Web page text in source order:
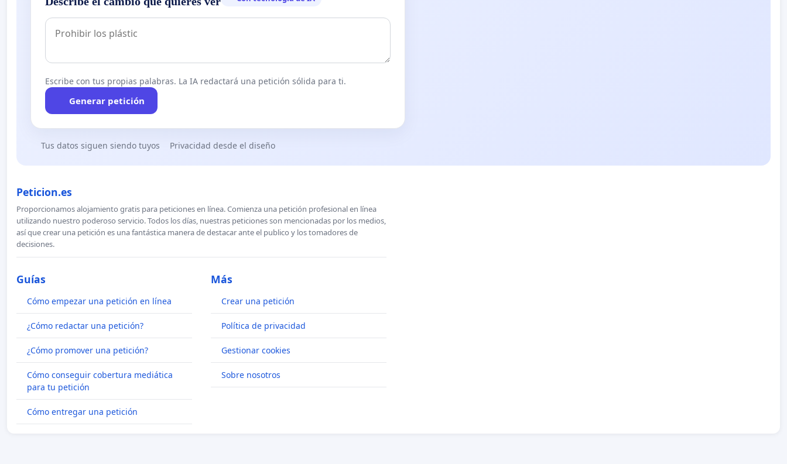
Escribe con tus propias palabras. La IA redactará una petición sólida para ti.
Generar petición
Tus datos siguen siendo tuyos Privacidad desde el diseño
Peticion.es
Proporcionamos alojamiento gratis para peticiones en línea. Comienza una petición profesional en línea
utilizando nuestro poderoso servicio. Todos los días, nuestras peticiones son mencionadas por los medios,
así que crear una petición es una fantástica manera de destacar ante el publico y los tomadores de
decisiones.
Guías
Cómo empezar una petición en línea
¿Cómo redactar una petición?
¿Cómo promover una petición?
Cómo conseguir cobertura mediática
para tu petición
Cómo entregar una petición
Más
Crear una petición
Política de privacidad
Gestionar cookies
Sobre nosotros